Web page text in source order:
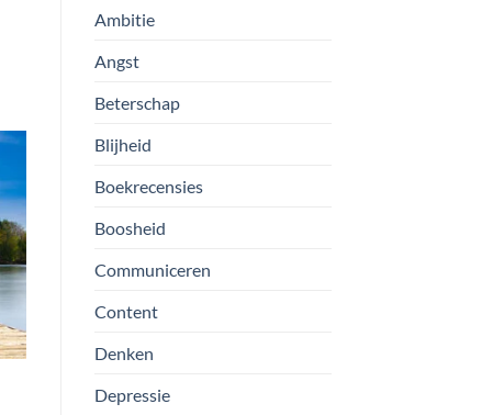
Ambitie
Angst
Beterschap
Blijheid
Boekrecensies
Boosheid
Communiceren
Content
Denken
Depressie